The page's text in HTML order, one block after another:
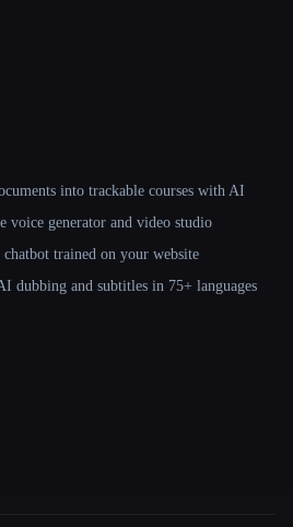
into trackable courses with AI
generator and video studio
trained on your website
dubbing and subtitles in 75+ languages